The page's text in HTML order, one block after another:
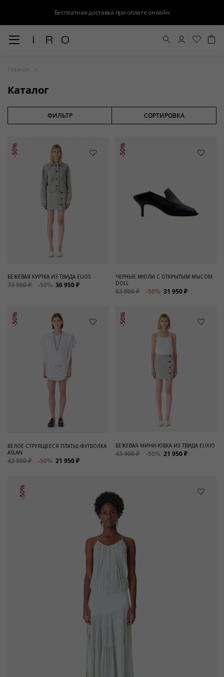
Доступна оплата Яндекс.Сплит и Долями
Главная
Каталог
Распродажа
Для нее
ФИЛЬТР СОРТИРОВКА
-50%
БЕЖЕВАЯ КУРТКА ИЗ ТВИДА ELIOS
73 900 ₽ -50% 36 950 ₽
-50%
ЧЕРНЫЕ МЮЛИ С ОТКРЫТЫМ МЫСОМ
DOLL
63 900 ₽ -50% 31 950 ₽
-50%
БЕЛОЕ СТРУЯЩЕЕСЯ ПЛАТЬЕ-ФУТБОЛКА
ASLAN
43 900 ₽ -50% 21 950 ₽
-50%
БЕЖЕВАЯ МИНИ-ЮБКА ИЗ ТВИДА ELIXIO
43 900 ₽ -50% 21 950 ₽
-50%